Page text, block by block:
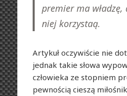
premier ma
niej korzystaą.
Artykuł oczywiście nie
jednak takie słowa
człowieka ze stopniem
pewnością cieszą